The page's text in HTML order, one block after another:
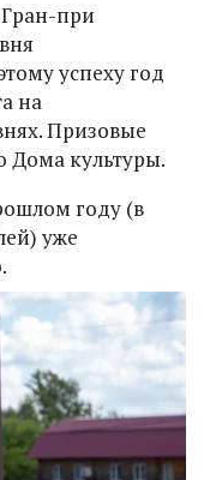
при
успеху год
на
Призовые
Дома культуры.
году (в
уже